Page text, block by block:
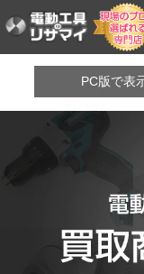
PC版で表